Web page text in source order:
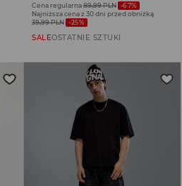
Cena regularna89,99 PLN -67%
Najniższa cena z 30 dni przed obniżką
39,99 PLN -25%
SALEOSTATNIE SZTUKI